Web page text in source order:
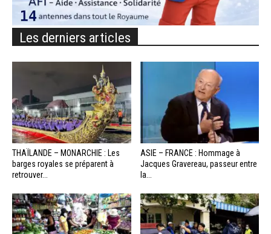
Les derniers articles
THAÏLANDE – MONARCHIE : Les
barges royales se préparent à
retrouver...
ASIE – FRANCE : Hommage à
Jacques Gravereau, passeur entre
la...